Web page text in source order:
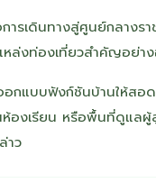
รเดินทางสู่ศูนย์กลางร
ล่งท่องเที่ยวสำคัญอย่าง
แบบฟังก์ชันบ้านให้สอ
เรียน หรือพื้นที่ดูแลผู้สู
าว